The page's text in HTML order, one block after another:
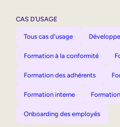
CAS D’USAGE
Tous cas d'usage
Formation à la conformité
Formation des adhérents
Formation interne
Onboarding des employés